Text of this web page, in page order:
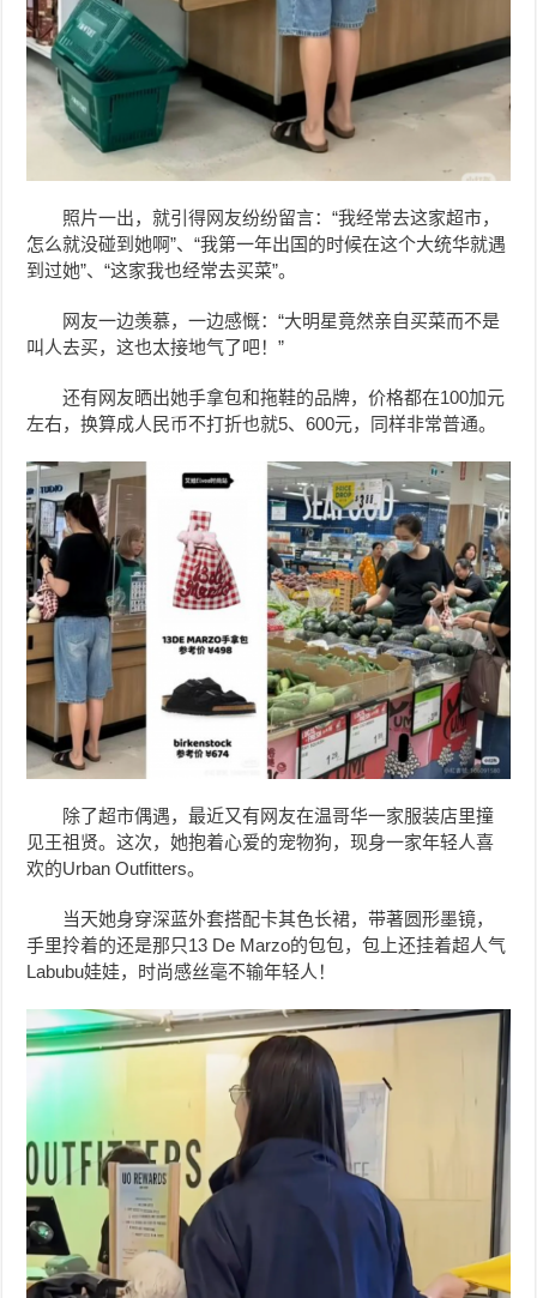
照片一出，就引得网友纷纷留言：“我经常去这家超市，
怎么就没碰到她啊”、“我第一年出国的时候在这个大统华就遇
到过她”、“这家我也经常去买菜”。
网友一边羡慕，一边感慨：“大明星竟然亲自买菜而不是
叫人去买，这也太接地气了吧！”
还有网友晒出她手拿包和拖鞋的品牌，价格都在100加元
左右，换算成人民币不打折也就5、600元，同样非常普通。
除了超市偶遇，最近又有网友在温哥华一家服装店里撞
见王祖贤。这次，她抱着心爱的宠物狗，现身一家年轻人喜
欢的Urban Outfitters。
当天她身穿深蓝外套搭配卡其色长裙，带著圆形墨镜，
手里拎着的还是那只13 De Marzo的包包，包上还挂着超人气
Labubu娃娃，时尚感丝毫不输年轻人！